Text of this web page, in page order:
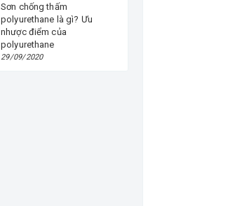
Sơn chống thấm
polyurethane là gì? Ưu
nhược điểm của
polyurethane
29/09/2020